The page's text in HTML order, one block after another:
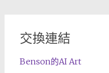
交換連結
Benson的AI Art